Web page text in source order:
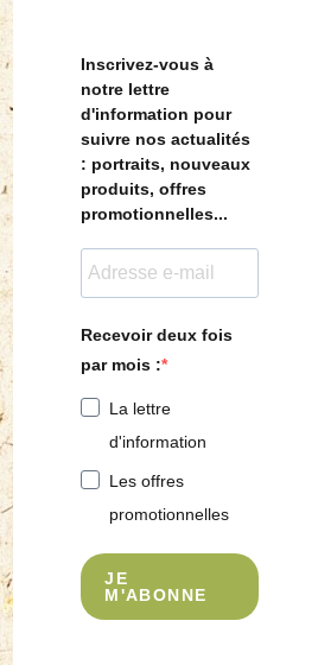
Inscrivez-vous à
notre lettre
d'information pour
suivre nos actualités
: portraits, nouveaux
produits, offres
promotionnelles...
Recevoir deux fois
par mois :
La lettre
d'information
Les offres
promotionnelles
JE
M'ABONNE